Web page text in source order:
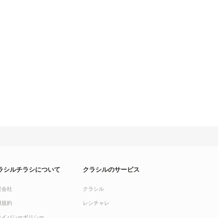
シルチラシについて
会社
規約
クラシルのサービス
クラシル
レシチャレ